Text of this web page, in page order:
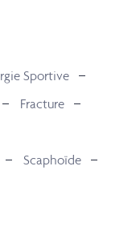
Sportive
Fracture
Scaphoïde